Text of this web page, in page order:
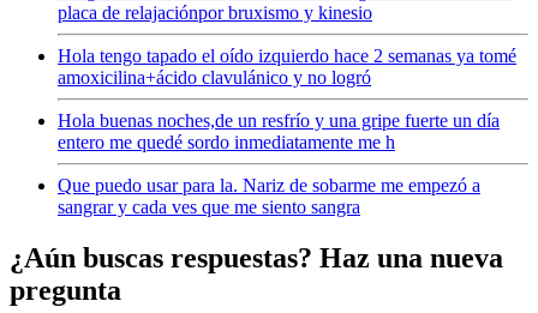
placa de relajaciónpor bruxismo y kinesio
Hola tengo tapado el oído izquierdo hace 2 semanas ya tomé
amoxicilina+ácido clavulánico y no logró
Hola buenas noches,de un resfrío y una gripe fuerte un día
entero me quedé sordo inmediatamente me h
Que puedo usar para la. Nariz de sobarme me empezó a
sangrar y cada ves que me siento sangra
¿Aún buscas respuestas? Haz una nueva
pregunta